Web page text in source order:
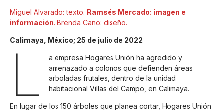
Miguel Alvarado: texto. Ramsés Mercado: imagen e
información. Brenda Cano: diseño.
Calimaya, México; 25 de julio de 2022
L
a empresa Hogares Unión ha agredido y
amenazado a colonos que defienden áreas
arboladas frutales, dentro de la unidad
habitacional Villas del Campo, en Calimaya.
En lugar de los 150 árboles que planea cortar, Hogares Unión